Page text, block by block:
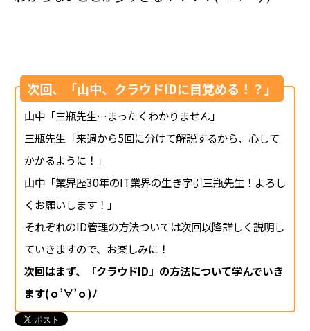
次回、「山中、クラウドIDに目覚める！？」
山中「三瓶先生…まったくわかりません」
三瓶先生「来週から5回に分けて解説するから、心して
かかるように！」
山中「業界歴30年のIT業界の生き字引三瓶先生！よろし
くお願いします！」
それぞれのID管理の方法ついては次回以降詳しく説明し
ていきますので、お楽しみに！
次回はまず、「クラウドID」の方法について学んでいき
ます(ｏ’∀’ｏ)ﾉ